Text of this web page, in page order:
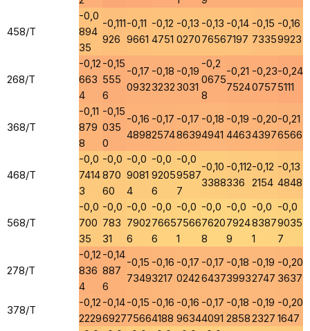
458/T
-0,0
894
35
-0,111
926
-0,11
9661
-0,12
4751
-0,13
0270
-0,13
7656
-0,14
7197
-0,15
7335
-0,16
9923
268/T
-0,12
663
4
-0,15
555
6
-0,17
0932
-0,18
3232
-0,19
3031
-0,2
0675
8
-0,21
7524
-0,23
0757
-0,24
5111
368/T
-0,11
879
8
-0,15
035
0
-0,16
4898
-0,17
2574
-0,17
8639
-0,18
4941
-0,19
4463
-0,20
4397
-0,21
6566
468/T
-0,0
7414
3
-0,0
870
60
-0,0
9081
4
-0,0
9205
6
-0,0
9587
7
-0,10
3388
-0,112
336
-0,12
2154
-0,13
4848
568/T
-0,0
700
35
-0,0
783
31
-0,0
7902
6
-0,0
7665
6
-0,0
7566
1
-0,0
7620
8
-0,0
7924
9
-0,0
8387
1
-0,0
9035
7
278/T
-0,12
836
4
-0,14
887
6
-0,15
7349
-0,16
3217
-0,17
0242
-0,17
6437
-0,18
3993
-0,19
2747
-0,20
3637
378/T
-0,12
2229
-0,14
6927
-0,15
7566
-0,16
4188
-0,16
9634
-0,17
4091
-0,18
2858
-0,19
2327
-0,20
1647